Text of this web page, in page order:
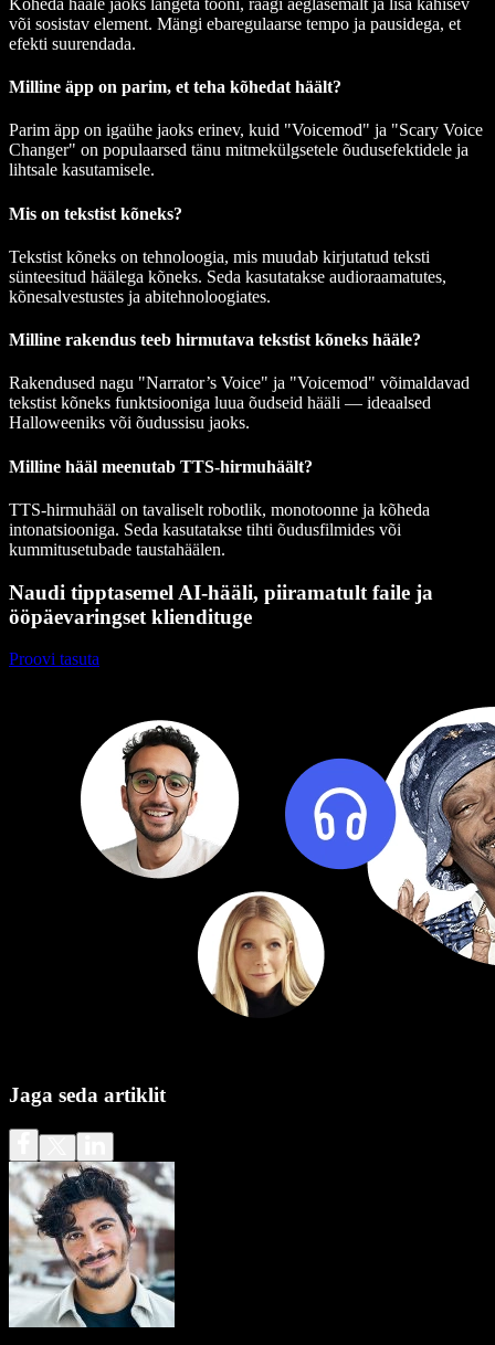
või sosistav element. Mängi ebaregulaarse tempo ja pausidega, et
efekti suurendada.
Milline äpp on parim, et teha kõhedat häält?
Parim äpp on igaühe jaoks erinev, kuid "Voicemod" ja "Scary Voice
Changer" on populaarsed tänu mitmekülgsetele õudusefektidele ja
lihtsale kasutamisele.
Mis on tekstist kõneks?
Tekstist kõneks on tehnoloogia, mis muudab kirjutatud teksti
sünteesitud häälega kõneks. Seda kasutatakse audioraamatutes,
kõnesalvestustes ja abitehnoloogiates.
Milline rakendus teeb hirmutava tekstist kõneks hääle?
Rakendused nagu "Narrator’s Voice" ja "Voicemod" võimaldavad
tekstist kõneks funktsiooniga luua õudseid hääli — ideaalsed
Halloweeniks või õudussisu jaoks.
Milline hääl meenutab TTS-hirmuhäält?
TTS-hirmuhääl on tavaliselt robotlik, monotoonne ja kõheda
intonatsiooniga. Seda kasutatakse tihti õudusfilmides või
kummitusetubade taustahäälen.
Naudi tipptasemel AI-hääli, piiramatult faile ja
ööpäevaringset kliendituge
Proovi tasuta
Jaga seda artiklit